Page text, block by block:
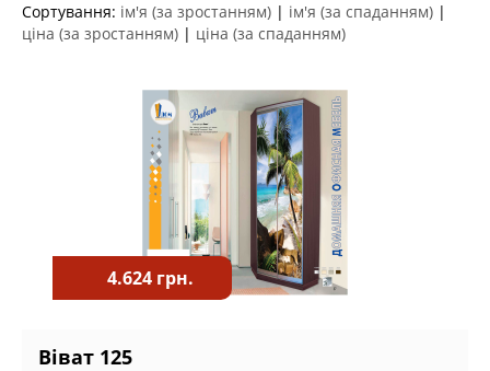
Сортування: ім'я (за зростанням) | ім'я (за спаданням) |
ціна (за зростанням) | ціна (за спаданням)
4.624 грн.
Віват 125